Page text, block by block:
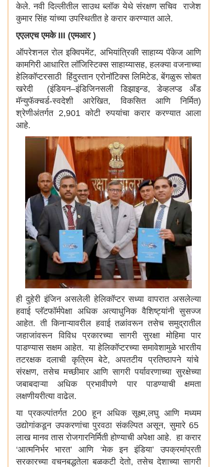
केले. नवी दिल्लीतील साउथ ब्लॉक येथे संरक्षण सचिव राजेश
कुमार सिंह यांच्या उपस्थितीत हे करार करण्यात आले.
एएलएच एमके III (एमआर )
ऑपरेशनल रोल इक्विपमेंट, अभियांत्रिकी साहाय्य पॅकेज आणि
कामगिरी आधारित लॉजिस्टिक्स साहाय्यासह, हलक्या वजनाच्या
हेलिकॉप्टरसाठी हिंदुस्तान एरोनॉटिक्स लिमिटेड, बेंगळुरू सोबत
खरेदी (इंडियन–इंडिजिनसली डिझाइन्ड, डेव्हलप्ड अँड
मॅन्युफॅक्चर्ड-स्वदेशी आरेखित, विकसित आणि निर्मित)
श्रेणीअंतर्गत 2,901 कोटी रुपयांचा करार करण्यात आला
आहे.
ही दुहेरी इंजिन असलेली हेलिकॉप्टर सध्या वापरात असलेल्या
हवाई प्लॅटफॉर्मपेक्षा अधिक अत्याधुनिक वैशिष्ट्यांनी सुसज्ज
आहेत. ती किनाऱ्यावरील हवाई तळांवरून तसेच समुद्रातील
जहाजांवरून विविध प्रकारच्या सागरी सुरक्षा मोहिमा पार
पाडण्यास सक्षम आहेत. या हेलिकॉप्टरच्या समावेशामुळे भारतीय
तटरक्षक दलाची कृत्रिम बेटे, अपतटीय प्रतिष्ठापने यांचे
संरक्षण, तसेच मच्छीमार आणि सागरी पर्यावरणाच्या सुरक्षेच्या
जबाबदाऱ्या अधिक प्रभावीपणे पार पाडण्याची क्षमता
लक्षणीयरीत्या वाढेल.
या प्रकल्पांतर्गत 200 हून अधिक सूक्ष्म,लघु आणि मध्यम
उद्योगांकडून उपकरणांचा पुरवठा संकल्पित असून, सुमारे 65
लाख मानव तास रोजगारनिर्मिती होण्याची अपेक्षा आहे. हा करार
‘आत्मनिर्भर भारत’ आणि ‘मेक इन इंडिया’ उपक्रमांप्रती
सरकारच्या वचनबद्धतेला बळकटी देतो, तसेच देशाच्या सागरी